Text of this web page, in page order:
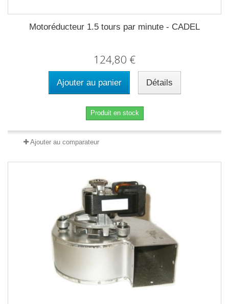
Motoréducteur 1.5 tours par minute - CADEL
124,80 €
Ajouter au panier Détails
Produit en stock
Ajouter au comparateur